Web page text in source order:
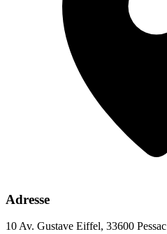
Adresse
10 Av. Gustave Eiffel, 33600 Pessac